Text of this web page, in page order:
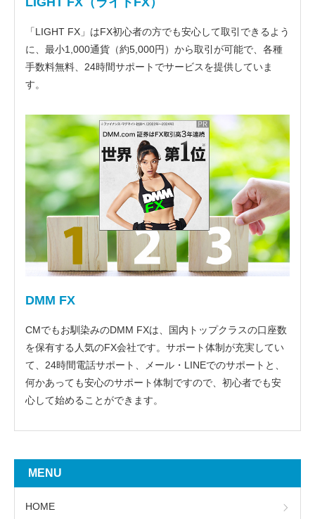
「LIGHT FX」はFX初心者の方でも安心して取引できるよう
に、最小1,000通貨（約5,000円）から取引が可能で、各種
手数料無料、24時間サポートでサービスを提供していま
す。
DMM FX
CMでもお馴染みのDMM FXは、国内トップクラスの口座数
を保有する人気のFX会社です。サポート体制が充実してい
て、24時間電話サポート、メール・LINEでのサポートと、
何かあっても安心のサポート体制ですので、初心者でも安
心して始めることができます。
MENU
HOME